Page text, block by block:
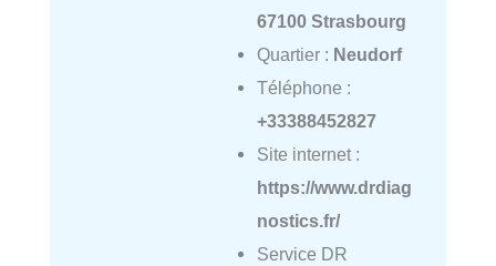
67100 Strasbourg
Quartier : Neudorf
Téléphone :
+33388452827
Site internet :
https://www.drdiag
nostics.fr/
Service DR